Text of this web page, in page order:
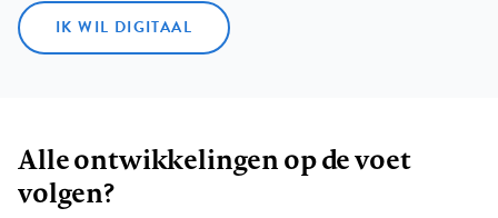
IK WIL DIGITAAL
Alle ontwikkelingen op de voet
volgen?